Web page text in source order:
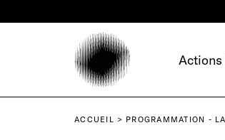
ACCUEIL PROGRAMMATION -